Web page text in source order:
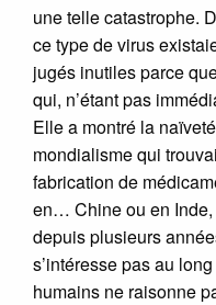
une telle catastrophe.
ce type de virus
jugés inutiles parce
qui, n’étant pas
Elle a montré la
mondialisme qui
fabrication de
en… Chine ou en
depuis plusieurs
s’intéresse pas au
humains ne raisonne